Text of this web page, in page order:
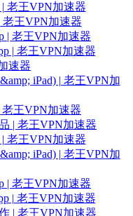
老王VPN加速器
王VPN加速器
| 老王VPN加速器
| 老王VPN加速器
速器
iPad) | 老王VPN加
老王VPN加速器
| 老王VPN加速器
老王VPN加速器
iPad) | 老王VPN加
| 老王VPN加速器
| 老王VPN加速器
| 老王VPN加速器